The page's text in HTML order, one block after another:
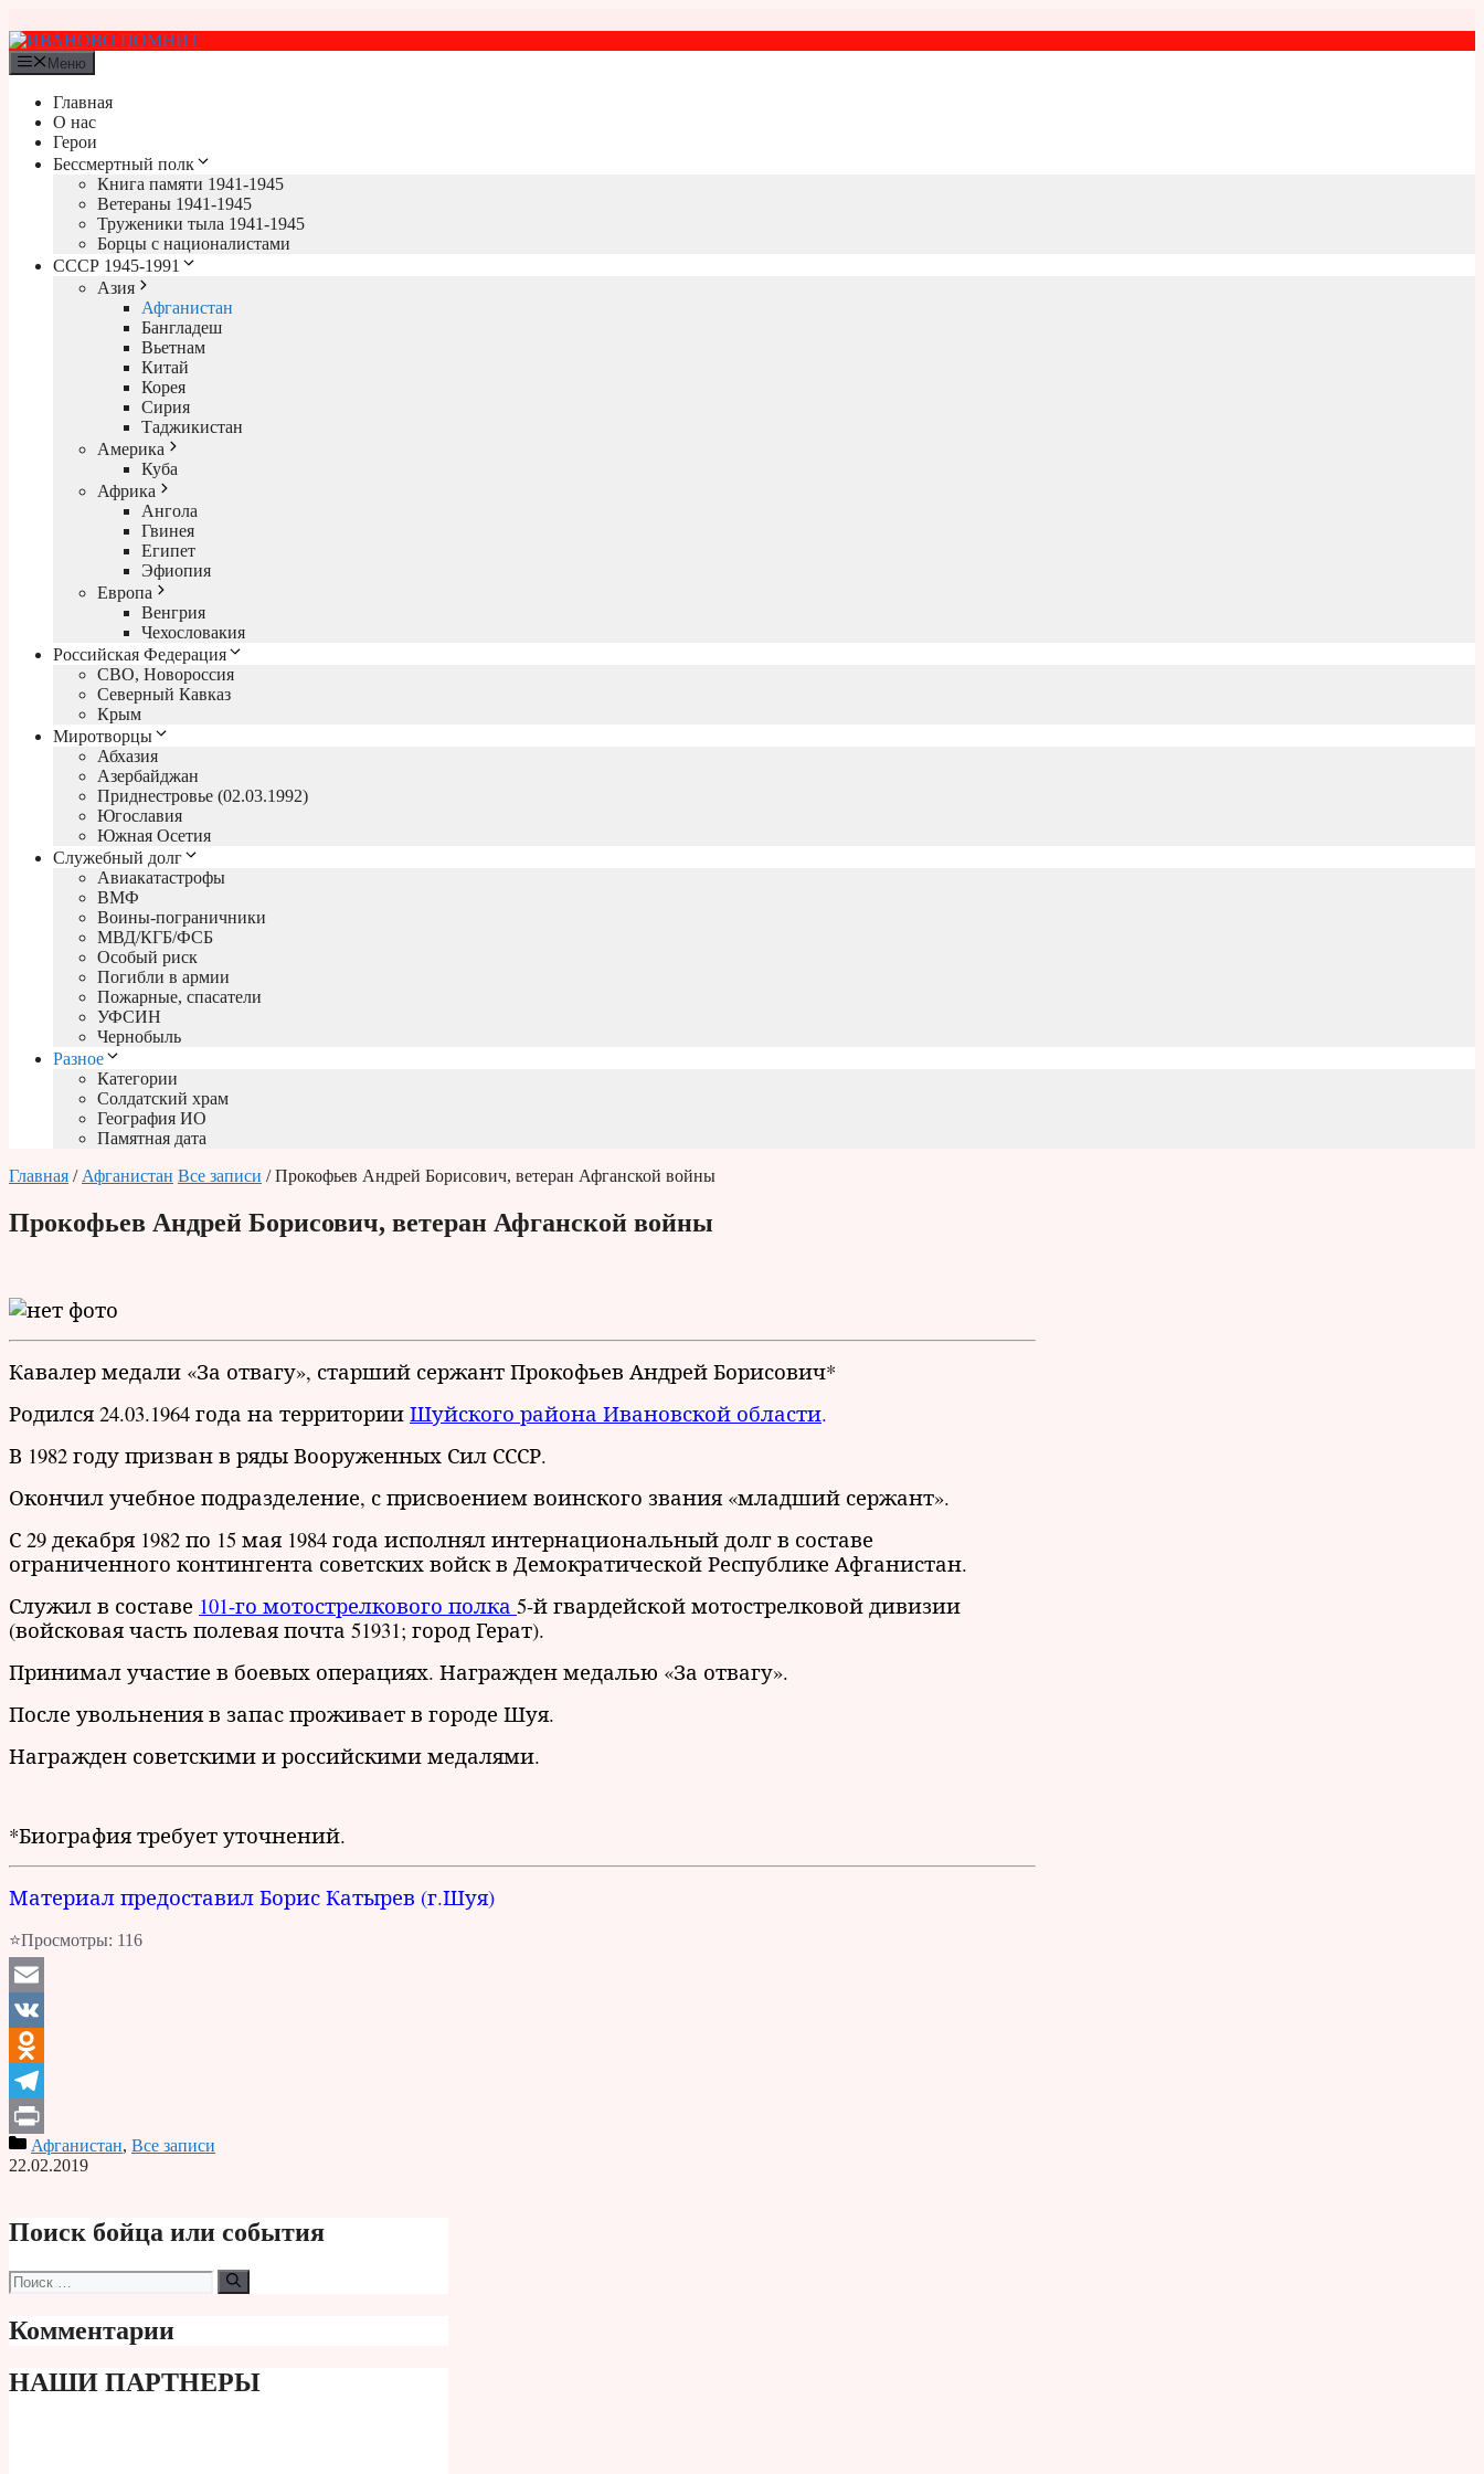
к
содержимому
Меню
Главная
О нас
Герои
Бессмертный полк
Книга памяти 1941-1945
Ветераны 1941-1945
Труженики тыла 1941-1945
Борцы с националистами
СССР 1945-1991
Азия
Афганистан
Бангладеш
Вьетнам
Китай
Корея
Сирия
Таджикистан
Америка
Куба
Африка
Ангола
Гвинея
Египет
Эфиопия
Европа
Венгрия
Чехословакия
Российская Федерация
СВО, Новороссия
Северный Кавказ
Крым
Миротворцы
Абхазия
Азербайджан
Приднестровье (02.03.1992)
Югославия
Южная Осетия
Служебный долг
Авиакатастрофы
ВМФ
Воины-пограничники
МВД/КГБ/ФСБ
Особый риск
Погибли в армии
Пожарные, спасатели
УФСИН
Чернобыль
Разное
Категории
Солдатский храм
География ИО
Памятная дата
Главная / Афганистан Все записи / Прокофьев Андрей Борисович, ветеран Афганской войны
Прокофьев Андрей Борисович, ветеран Афганской войны
Кавалер медали «За отвагу», старший сержант Прокофьев Андрей Борисович*
Родился 24.03.1964 года на территории Шуйского района Ивановской области.
В 1982 году призван в ряды Вооруженных Сил СССР.
Окончил учебное подразделение, с присвоением воинского звания «младший сержант».
С 29 декабря 1982 по 15 мая 1984 года исполнял интернациональный долг в составе
ограниченного контингента советских войск в Демократической Республике Афганистан.
Служил в составе 101-го мотострелкового полка 5-й гвардейской мотострелковой дивизии
(войсковая часть полевая почта 51931; город Герат).
Принимал участие в боевых операциях. Награжден медалью «За отвагу».
После увольнения в запас проживает в городе Шуя.
Награжден советскими и российскими медалями.
*Биография требует уточнений.
Материал предоставил Борис Катырев (г.Шуя)
⭐Просмотры: 116
Email
VK
Odnoklassniki
Telegram
PrintАфганистан, Все записи
22.02.2019
Поиск бойца или события
Поиск:
Комментарии
НАШИ ПАРТНЕРЫ